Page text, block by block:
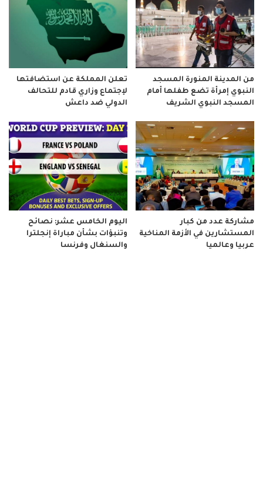
من المدينة المنورة المسجد
النبوي إمرأة تضع طفلها أمام
المسجد النبوي الشريف
تعلن المملكة عن استضافتها
لإجتماع وزاري قادم للتحالف
الدولي ضد داعش
مشاركة عدد من كبار
المستشارين في الأزمة المناخية
عربيا وعالميا
اليوم الخامس عشر: نصائح
وتنبؤات بشأن مباراة إنجلترا
والسنغال وفرنسا